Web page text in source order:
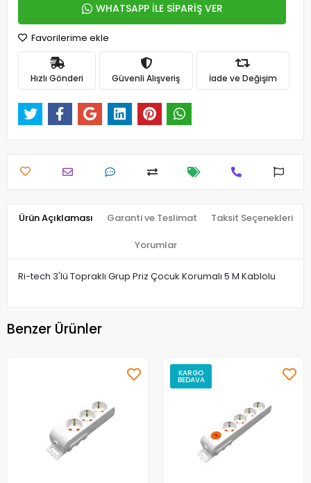
WHATSAPP İLE SİPARİŞ VER
Favorilerime ekle
Hızlı Gönderi Güvenli Alışveriş İade ve Değişim
Ürün Açıklaması Garanti ve Teslimat Taksit Seçenekleri
Yorumlar
Ri-tech 3'lü Topraklı Grup Priz Çocuk Korumalı 5 M Kablolu
Benzer Ürünler
KARGO
BEDAVA